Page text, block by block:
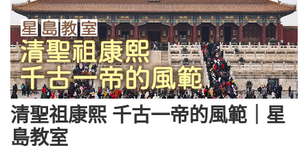
清聖祖康熙 千古一帝的風範｜星
島教室